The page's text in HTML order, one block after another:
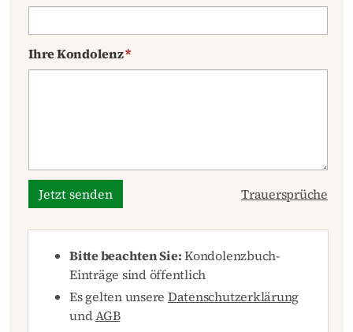
Ihre Kondolenz*
Jetzt senden Trauersprüche
Bitte beachten Sie:Kondolenzbuch-
Einträge sind öffentlich
Es gelten unsere Datenschutzerklärung
undAGB